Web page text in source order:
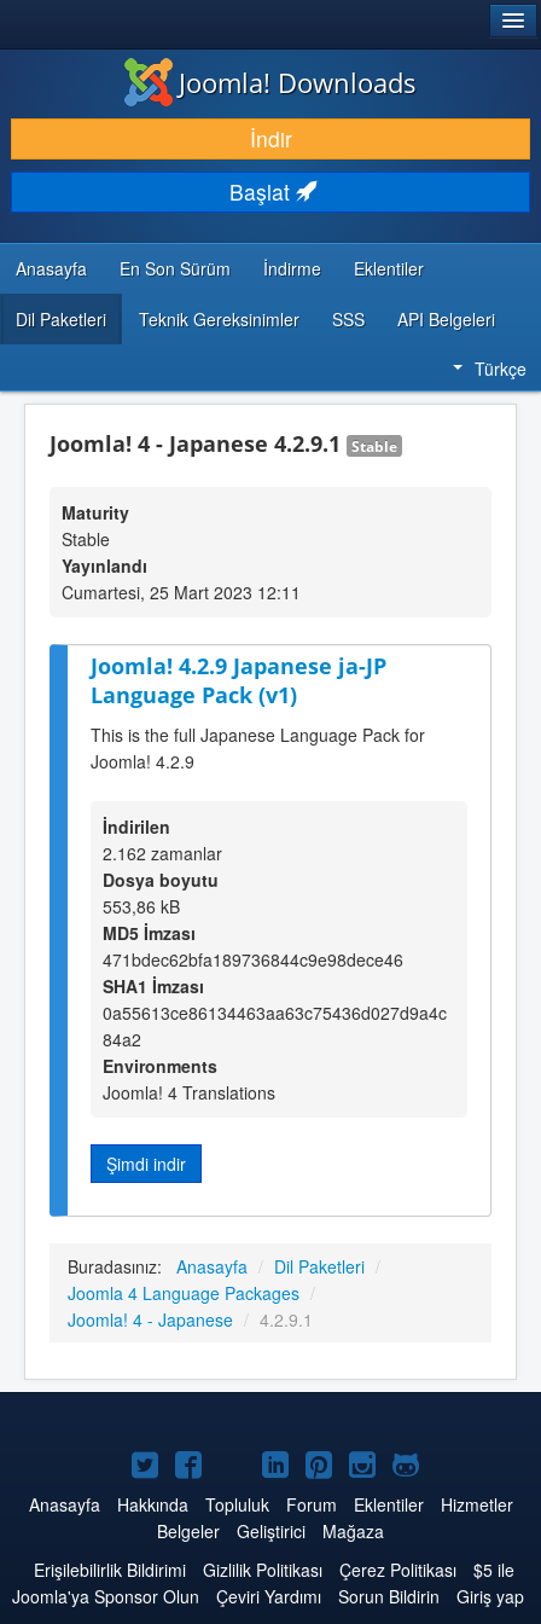
İNDIR & GENIŞLET
KEŞFET & ÖĞREN
TOPLULUK & DESTEK
GELIŞTIRICI KAYNAKLARI
Joomla! Downloads
İndir
Başlat
Anasayfa En Son Sürüm İndirme Eklentiler
Dil Paketleri Teknik Gereksinimler SSS API Belgeleri
Türkçe
Joomla! 4 - Japanese 4.2.9.1 Stable
Maturity
Stable
Yayınlandı
Cumartesi, 25 Mart 2023 12:11
Joomla! 4.2.9 Japanese ja-JP
Language Pack (v1)
This is the full Japanese Language Pack for
Joomla! 4.2.9
İndirilen
2.162 zamanlar
Dosya boyutu
553,86 kB
MD5 İmzası
471bdec62bfa189736844c9e98dece46
SHA1 İmzası
0a55613ce86134463aa63c75436d027d9a4c
84a2
Environments
Joomla! 4 Translations
Şimdi indir
Buradasınız: Anasayfa / Dil Paketleri /
Joomla 4 Language Packages /
Joomla! 4 - Japanese / 4.2.9.1
Twitter'da
Joomla
Facebook'da
Joomla
YouTube'da
Joomla
LinkedIn'de
Joomla
Pinterest'de
Joomla
Instagram'da
Joomla
GitHub'da
Joomla
Anasayfa Hakkında Topluluk Forum Eklentiler
Hizmetler
Belgeler
Geliştirici
Mağaza
Erişilebilirlik Bildirimi
Gizlilik Politikası Çerez Politikası
$5 ile
Joomla'ya Sponsor Olun
Çeviri Yardımı Sorun Bildirin
Giriş yap